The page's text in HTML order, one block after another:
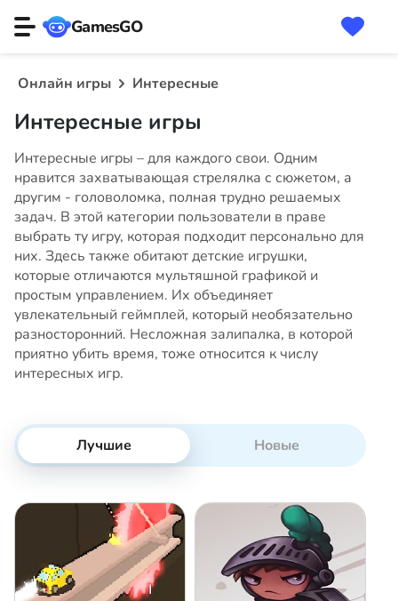
GamesGO
Онлайн игры Интересные
Интересные игры
Интересные игры – для каждого свои. Одним
нравится захватывающая стрелялка с сюжетом, а
другим - головоломка, полная трудно решаемых
задач. В этой категории пользователи в праве
выбрать ту игру, которая подходит персонально для
них. Здесь также обитают детские игрушки,
которые отличаются мультяшной графикой и
простым управлением. Их объединяет
увлекательный геймплей, который необязательно
разносторонний. Несложная залипалка, в которой
приятно убить время, тоже относится к числу
интересных игр.
Лучшие Новые